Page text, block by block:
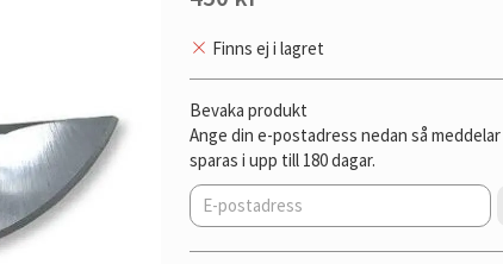
Finns ej i lagret
Bevaka produkt
Ange din e-postadress nedan så
sparas i upp till 180 dagar.